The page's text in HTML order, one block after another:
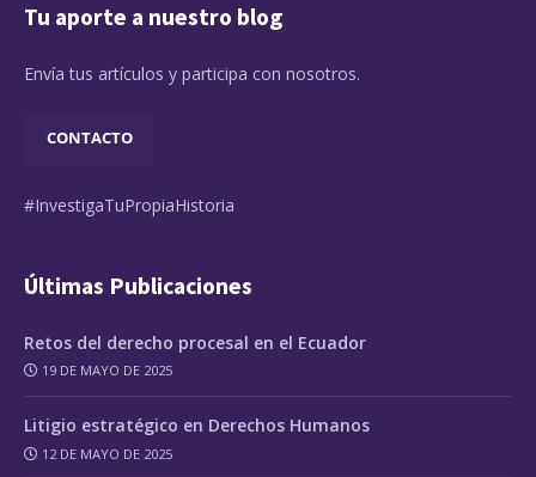
Tu aporte a nuestro blog
Envía tus artículos y participa con nosotros.
CONTACTO
#InvestigaTuPropiaHistoria
Últimas Publicaciones
Retos del derecho procesal en el Ecuador
19 DE MAYO DE 2025
Litigio estratégico en Derechos Humanos
12 DE MAYO DE 2025